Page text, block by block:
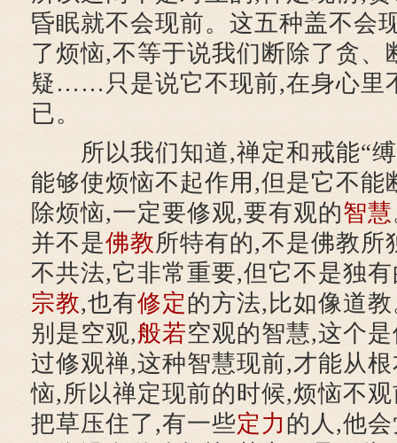
昏眠就不会现前。这五种盖不会
了烦恼,不等于说我们断除了贪、
疑……只是说它不现前,在身心里
已。
所以我们知道,禅定和戒能“缚
能够使烦恼不起作用,但是它不能
除烦恼,一定要修观,要有观的智慧
并不是佛教所特有的,不是佛教所
不共法,它非常重要,但它不是独
宗教,也有修定的方法,比如像道
别是空观,般若空观的智慧,这个
过修观禅,这种智慧现前,才能从
恼,所以禅定现前的时候,烦恼不
把草压住了,有一些定力 的人,他